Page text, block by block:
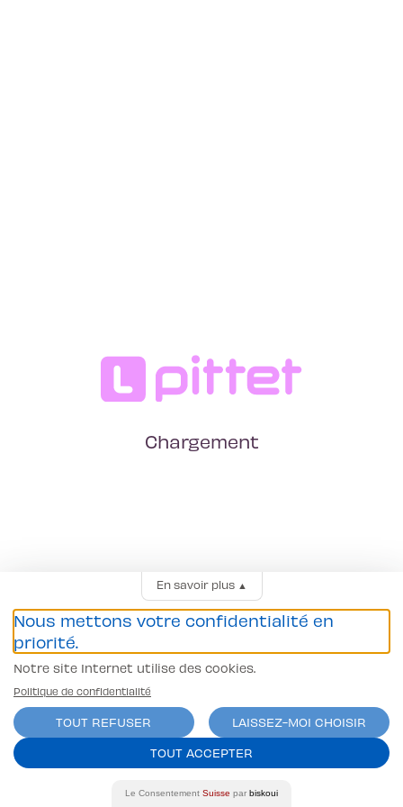
Chargement
En savoir plus▲
Nous mettons votre confidentialité en
priorité.
Notre site Internet utilise des cookies.
Politique de confidentialité
TOUT REFUSER
LAISSEZ-MOI CHOISIR
TOUT ACCEPTER
Le Consentement Suisse par biskoui